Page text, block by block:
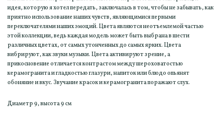
идея, которую я хотел передать, заключалась в том, чтобы не забывать, как
приятно использование наших чувств, являющимися первыми
переключателями наших эмоций. Цвета являются неотъемлемой частью
этой коллекции, ведь каждая модель может быть выбрана в шести
различных цветах, от самых утонченных до самых ярких. Цвета
вибрируют, как звуки музыки. Цвета активируют зрение, а
прикосновение отличается контрастом между шероховатостью
керамогранита и гладкостью глазури, напиток или блюдо опьянят
обоняние и вкус. Звучание красок и керамогранита поражают слух.
Диаметр 9, высота 9 см